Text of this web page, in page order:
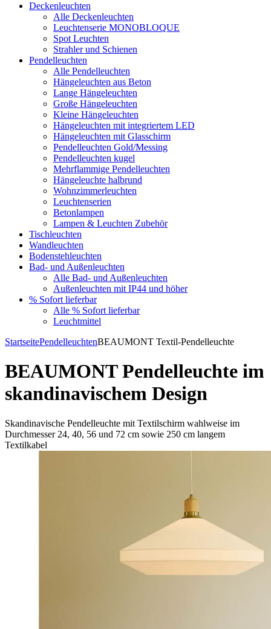
Deckenleuchten
Alle Deckenleuchten
Leuchtenserie MONOBLOQUE
Spot Leuchten
Strahler und Schienen
Pendelleuchten
Alle Pendelleuchten
Hängeleuchten aus Beton
Lange Hängeleuchten
Große Hängeleuchten
Kleine Hängeleuchten
Hängeleuchten mit integriertem LED
Hängeleuchten mit Glasschirm
Pendelleuchten Gold/Messing
Pendelleuchten kugel
Mehrflammige Pendelleuchten
Hängeleuchte halbrund
Wohnzimmerleuchten
Leuchtenserien
Betonlampen
Lampen & Leuchten Zubehör
Tischleuchten
Wandleuchten
Bodenstehleuchten
Bad- und Außenleuchten
Alle Bad- und Außenleuchten
Außenleuchten mit IP44 und höher
% Sofort lieferbar
Alle % Sofort lieferbar
Leuchtmittel
StartseitePendelleuchtenBEAUMONT Textil-Pendelleuchte
BEAUMONT Pendelleuchte im
skandinavischem Design
Skandinavische Pendelleuchte mit Textilschirm wahlweise im
Durchmesser 24, 40, 56 und 72 cm sowie 250 cm langem
Textilkabel